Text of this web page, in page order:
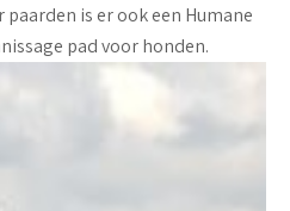
paarden is er ook een Humane
pad voor honden.